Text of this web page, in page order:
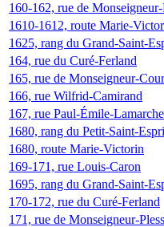
160-162, rue de Monseigneur-
1610-1612, route Marie-
1625, rang du Grand-Saint-
164, rue du Curé-Ferland
165, rue de Monseigneur-
166, rue Wilfrid-Camirand
167, rue Paul-Émile-Lamarche
1680, rang du Petit-Saint-
1680, route Marie-Victorin
169-171, rue Louis-Caron
1695, rang du Grand-Saint-
170-172, rue du Curé-Ferland
171, rue de Monseigneur-